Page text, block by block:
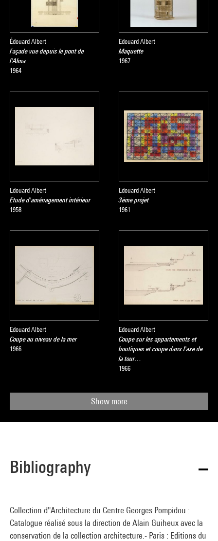
Édouard Albert
Façade vue depuis le pont de
l'Alma
1964
Edouard Albert
Maquette
1967
Edouard Albert
Etude d'aménagement intérieur
1958
Edouard Albert
3ème projet
1961
Edouard Albert
Coupe au niveau de la mer
1966
Edouard Albert
Coupe sur les appartements et
boutiques et coupe dans l'axe de
la tour…
1966
Show more
Bibliography
Collection d''Architecture du Centre Georges Pompidou :
Catalogue réalisé sous la direction de Alain Guiheux avec la
conservation de la collection architecture.- Paris : Editions du